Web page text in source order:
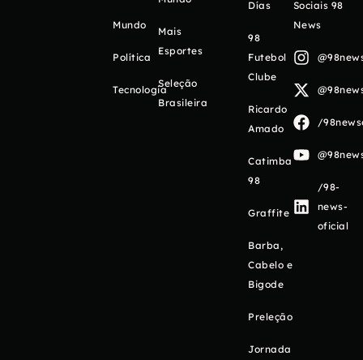
Mundo
Política
Tecnologia
Mais
Esportes
Seleção
Brasileira
Días
98
Futebol
Clube
Ricardo
Amado
Catimba
98
Graffite
Barba,
Cabelo e
Bigode
Preleção
Jornada
Sociais 98
News
/
/98-
news-
oficial